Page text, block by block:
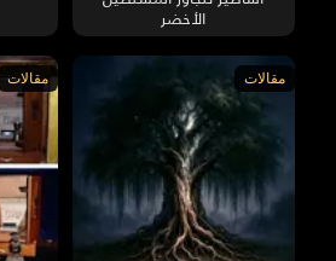
الأخضر
مقالات مقالات